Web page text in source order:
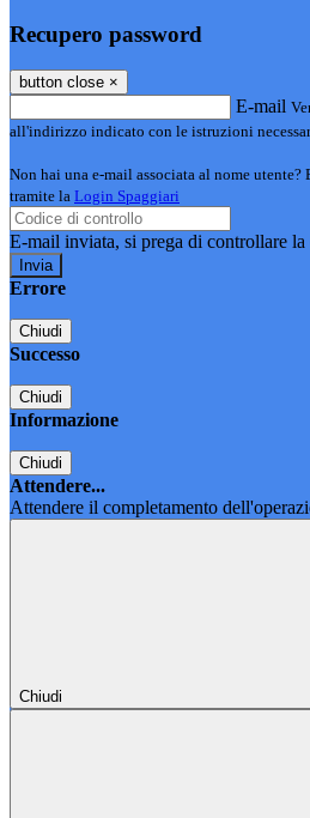
Recupero password
button close ×
E-mail
all'indirizzo indicato con le istruzioni
Non hai una e-mail associata al nome utente?
tramite la Login Spaggiari
E-mail inviata, si prega di controllare la
Errore
Chiudi
Successo
Chiudi
Informazione
Chiudi
Attendere...
Attendere il completamento
Chiudi